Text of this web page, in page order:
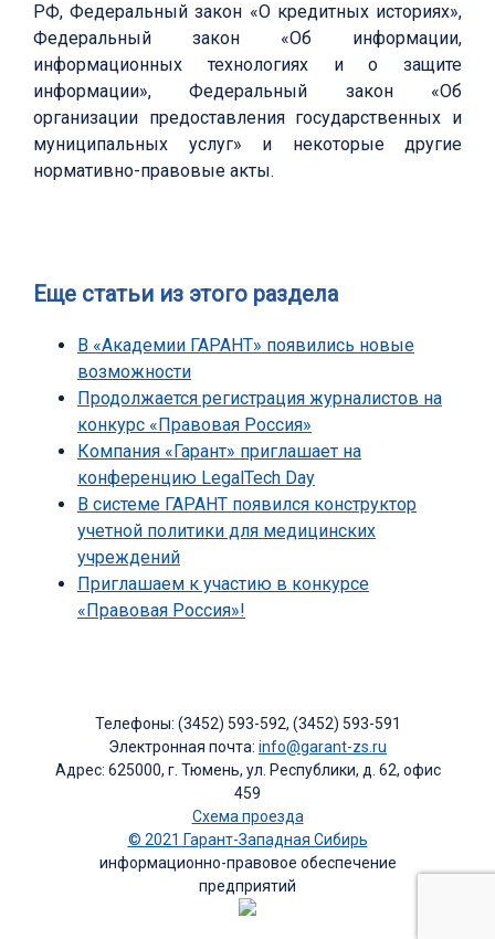
РФ, Федеральный закон «О кредитных историях»,
Федеральный закон «Об информации,
информационных технологиях и о защите
информации», Федеральный закон «Об
организации предоставления государственных и
муниципальных услуг» и некоторые другие
нормативно-правовые акты.
Еще статьи из этого раздела
В «Академии ГАРАНТ» появились новые
возможности
Продолжается регистрация журналистов на
конкурс «Правовая Россия»
Компания «Гарант» приглашает на
конференцию LegalTech Day
В системе ГАРАНТ появился конструктор
учетной политики для медицинских
учреждений
Приглашаем к участию в конкурсе
«Правовая Россия»!
Телефоны: (3452) 593-592, (3452) 593-591
Электронная почта: info@garant-zs.ru
Адрес: 625000, г. Тюмень, ул. Республики, д. 62, офис
459
Схема проезда
© 2021 Гарант-Западная Сибирь
информационно-правовое обеспечение
предприятий